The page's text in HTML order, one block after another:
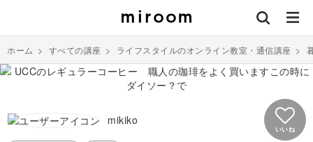
ホーム > すべての講座 > ライフスタイルのオンライン教室・通信講座 >
mikiko
いいね